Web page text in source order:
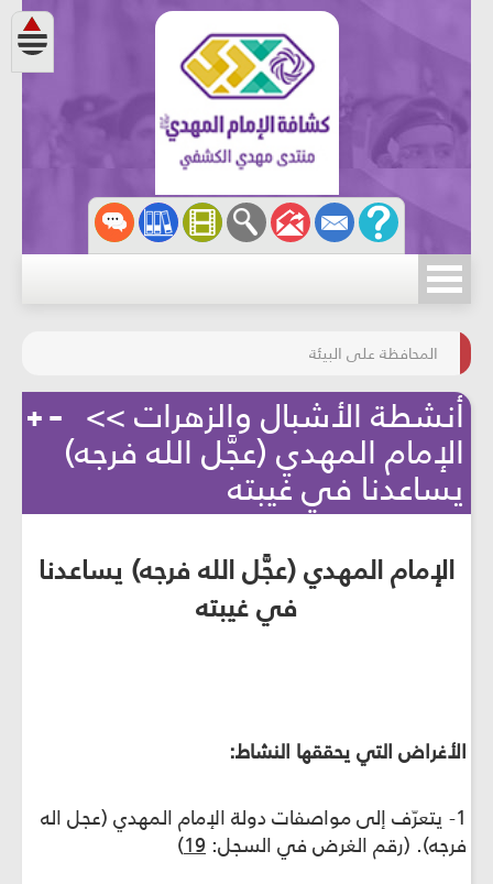
مسابقة الركب الحسينيّ
المحافظة على البيئة
أنشطة الأشبال والزهرات >>
الإمام المهدي (عجَّل الله فرجه)
يساعدنا في غيبته
الإمام المهدي (عجَّل الله فرجه) يساعدنا
في غيبته
الأغراض التي يحققها النشاط:
1- يتعرّف إلى مواصفات دولة الإمام المهدي (عجل اله
فرجه). (رقم الغرض في السجل: 19
)